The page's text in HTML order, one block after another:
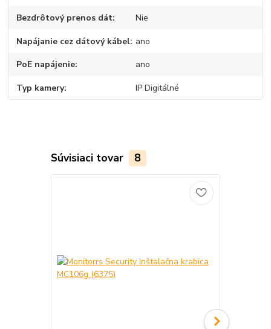
Bezdrôtový prenos dát Nie
Napájanie cez dátový kábel ano
PoE napájenie ano
Typ kamery IP Digitálné
Súvisiaci tovar 8